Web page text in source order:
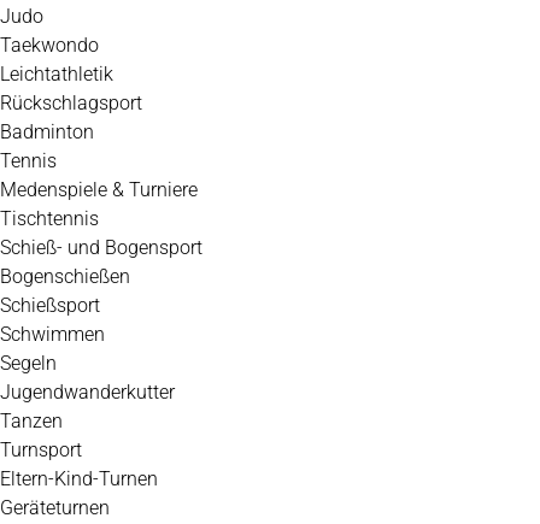
Judo
Taekwondo
Leichtathletik
Rückschlagsport
Badminton
Tennis
Medenspiele & Turniere
Tischtennis
Schieß- und Bogensport
Bogenschießen
Schießsport
Schwimmen
Segeln
Jugendwanderkutter
Tanzen
Turnsport
Eltern-Kind-Turnen
Geräteturnen